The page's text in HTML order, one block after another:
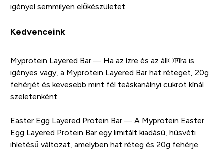
igényel semmilyen előkészületet.
Kedvenceink
Myprotein Layered Bar— Ha az ízre és az állागra is
igényes vagy, a Myprotein Layered Bar hat réteget, 20g
fehérjét és kevesebb mint fél teáskanálnyi cukrot kínál
szeletenként.
Easter Egg Layered Protein Bar— A Myprotein Easter
Egg Layered Protein Bar egy limitált kiadású, húsvéti
ihletésű változat, amelyben hat réteg és 20g fehérje